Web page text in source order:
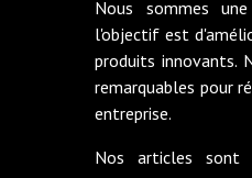
Nous sommes
l'objectif est
produits innovants.
remarquables pour
entreprise.
Nos articles